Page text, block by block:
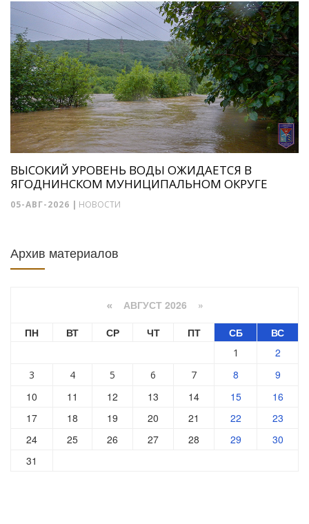
ВЫСОКИЙ УРОВЕНЬ ВОДЫ ОЖИДАЕТСЯ В
ЯГОДНИНСКОМ МУНИЦИПАЛЬНОМ ОКРУГЕ
05-АВГ-2026 | НОВОСТИ
Архив материалов
« АВГУСТ 2026 »
ПН
ВТ СР ЧТ ПТ СБ ВС
1 2
3 4 5 6 7 8
9
10
11 12 13 14 15
16
17
18 19 20 21 22
23
24
25 26 27 28 29
30
31